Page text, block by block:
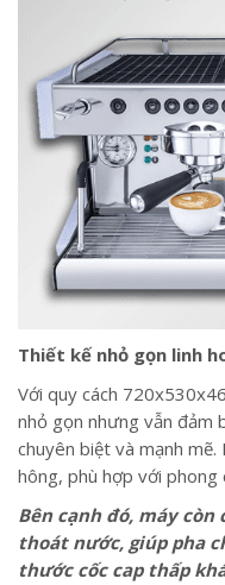
Thiết kế nhỏ gọn linh
Với quy cách
nhỏ gọn nhưng vẫn đảm
chuyên biệt và mạnh
hông, phù hợp với phong
Bên cạnh đó, máy
thoát nước, giúp pha
thước cốc cap thấp